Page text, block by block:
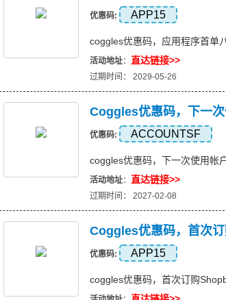
优惠码: APP15
coggles优惠码，应用程序首单
活动地址： 直达链接>>
过期时间： 2029-05-26
Coggles优惠码，下一
优惠码: ACCOUNTSF
coggles优惠码，下一次使用帐
活动地址： 直达链接>>
过期时间： 2027-02-08
Coggles优惠码，首次
优惠码: APP15
coggles优惠码，首次订购